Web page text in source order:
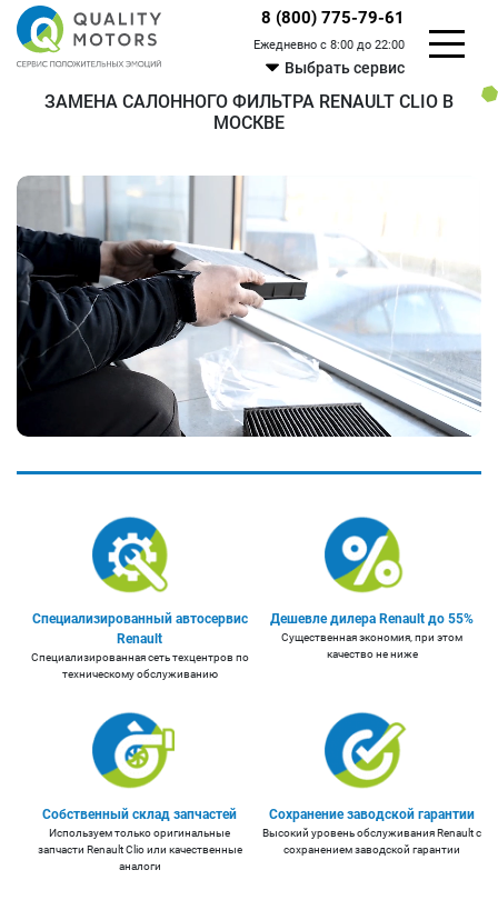
8 (800) 775-79-61
Ежедневно с 8:00 до 22:00
Выбрать сервис
ЗАМЕНА САЛОННОГО ФИЛЬТРА RENAULT CLIO В
МОСКВЕ
Специализированный автосервис
Renault
Специализированная сеть техцентров по
техническому обслуживанию
Дешевле дилера Renault до 55%
Существенная экономия, при этом
качество не ниже
Собственный склад запчастей
Используем только оригинальные
запчасти Renault Clio или качественные
аналоги
Сохранение заводской гарантии
Высокий уровень обслуживания Renault с
сохранением заводской гарантии